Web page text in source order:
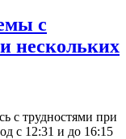
с
нескольких
с трудностями при
с 12:31 и до 16:15